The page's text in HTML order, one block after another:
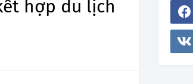
hợp du lịch